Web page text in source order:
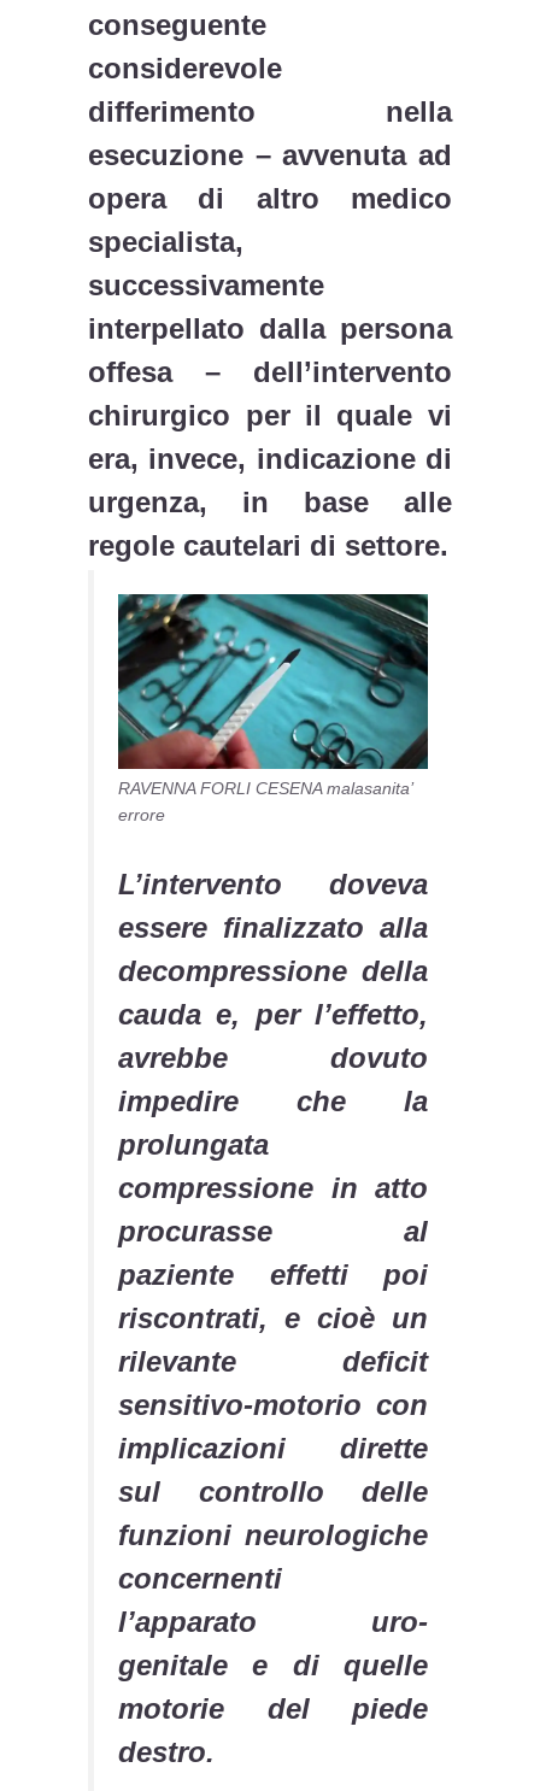
conseguente
considerevole
differimento nella
esecuzione – avvenuta ad
opera di altro medico
specialista,
successivamente
interpellato dalla persona
offesa – dell’intervento
chirurgico per il quale vi
era, invece, indicazione di
urgenza, in base alle
regole cautelari di settore.
RAVENNA FORLI CESENA malasanita’
errore
L’intervento doveva
essere finalizzato alla
decompressione della
cauda e, per l’effetto,
avrebbe dovuto
impedire che la
prolungata
compressione in atto
procurasse al
paziente effetti poi
riscontrati, e cioè un
rilevante deficit
sensitivo-motorio con
implicazioni dirette
sul controllo delle
funzioni neurologiche
concernenti
l’apparato uro-
genitale e di quelle
motorie del piede
destro.